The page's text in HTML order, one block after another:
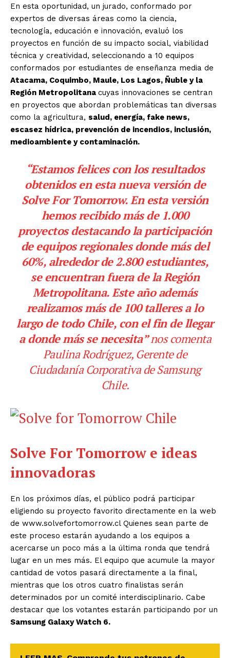
En esta oportunidad, un jurado, conformado por
expertos de diversas áreas como la ciencia,
tecnología, educación e innovación, evaluó los
proyectos en función de su impacto social, viabilidad
técnica y creatividad, seleccionando a 10 equipos
conformados por estudiantes de enseñanza media de
Atacama, Coquimbo, Maule, Los Lagos, Ñuble y la
Región Metropolitana cuyas innovaciones se centran
en proyectos que abordan problemáticas tan diversas
como la agricultura, salud, energía, fake news,
escasez hídrica, prevención de incendios, inclusión,
medioambiente y contaminación.
“Estamos felices con los resultados
obtenidos en esta nueva versión de
Solve For Tomorrow. En esta versión
hemos recibido más de 1.000
proyectos destacando la participación
de equipos regionales donde más del
60%, alrededor de 2.800 estudiantes,
se encuentran fuera de la Región
Metropolitana. Este año además
realizamos más de 100 talleres a lo
largo de todo Chile, con el fin de llegar
a donde más se necesita”nos comenta
Paulina Rodríguez, Gerente de
Ciudadanía Corporativa de Samsung
Chile.
Solve For Tomorrow e ideas
innovadoras
En los próximos días, el público podrá participar
eligiendo su proyecto favorito directamente en la web
de www.solvefortomorrow.cl Quienes sean parte de
este proceso estarán ayudando a los equipos a
acercarse un poco más a la última ronda que tendrá
lugar en un mes más. El equipo que acumule la mayor
cantidad de votos pasará directamente a la final,
mientras que los otros cuatro finalistas serán
determinados por un comité interdisciplinario. Cabe
destacar que los votantes estarán participando por un
Samsung Galaxy Watch 6.